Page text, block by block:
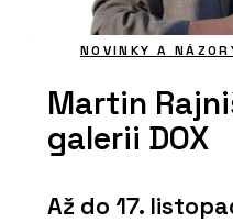
NOVINKY A
Martin
galerii DOX
Až do 17.